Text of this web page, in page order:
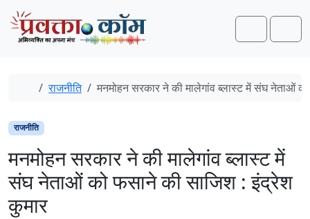
Skip to content
Skip to footer
Search
Home
राजनीति मनमोहन सरकार ने की मालेगांव ब्लास्ट में संघ नेताओं
राजनीति
मनमोहन सरकार ने की मालेगांव ब्लास्ट में
संघ नेताओं को फसाने की साजिश : इंद्रेश
कुमार